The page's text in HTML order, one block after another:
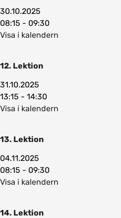
30.10.2025
08:15 - 09:30
Visa i kalendern
12. Lektion
31.10.2025
13:15 - 14:30
Visa i kalendern
13. Lektion
04.11.2025
08:15 - 09:30
Visa i kalendern
14. Lektion